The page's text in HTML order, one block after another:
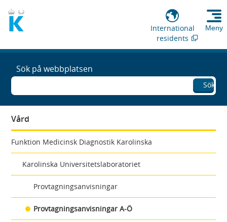
International
residents
Meny
Sök på webbplatsen
Sök
Vård
Funktion Medicinsk Diagnostik Karolinska
Karolinska Universitetslaboratoriet
Provtagningsanvisningar
Provtagningsanvisningar A-Ö